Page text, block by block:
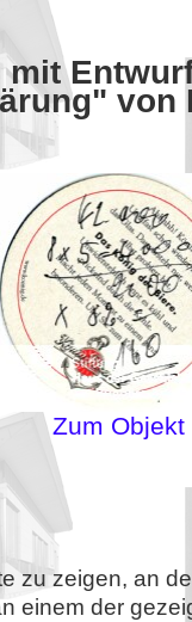
von
Zum Objekt
zu zeigen, an
einem der